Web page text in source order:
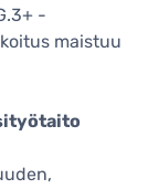
-
maistuu